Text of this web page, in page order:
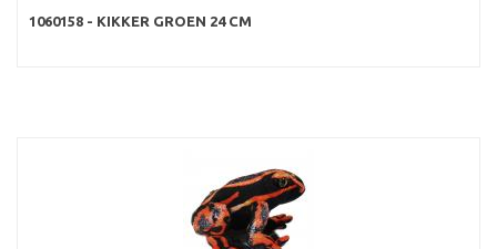
1060158 - KIKKER GROEN 24 CM